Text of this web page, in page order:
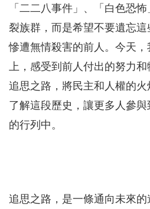
「二二八事件」、「白色恐
裂族群，而是希望不要遺忘
慘遭無情殺害的前人。今天
上，感受到前人付出的努力
追思之路，將民主和人權的
了解這段歷史，讓更多人參
的行列中。
追思之路，是一條通向未來